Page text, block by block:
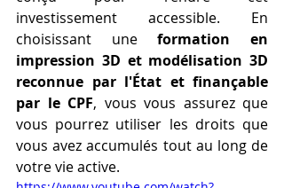
investissement accessible. En
choisissant une formation en
impression 3D et modélisation 3D
reconnue par l'État et finançable
par le CPF, vous vous assurez que
vous pourrez utiliser les droits que
vous avez accumulés tout au long de
votre vie active.